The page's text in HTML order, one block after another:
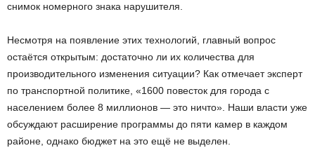
снимок номерного знака нарушителя.
Несмотря на появление этих технологий, главный вопрос
остаётся открытым: достаточно ли их количества для
производительного изменения ситуации? Как отмечает эксперт
по транспортной политике, «1600 повесток для города с
населением более 8 миллионов — это ничто». Наши власти уже
обсуждают расширение программы до пяти камер в каждом
районе, однако бюджет на это ещё не выделен.